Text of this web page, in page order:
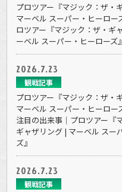
プロツアー『マジック：ザ・
マーベル スーパー・ヒーロー
ロツアー『マジック：ザ・ギ
ーベル スーパー・ヒーローズ』
2026.7.23
観戦記事
プロツアー『マジック：ザ・
マーベル スーパー・ヒーロー
注目の出来事｜プロツアー『
ギャザリング | マーベル スー
ズ』
2026.7.23
観戦記事